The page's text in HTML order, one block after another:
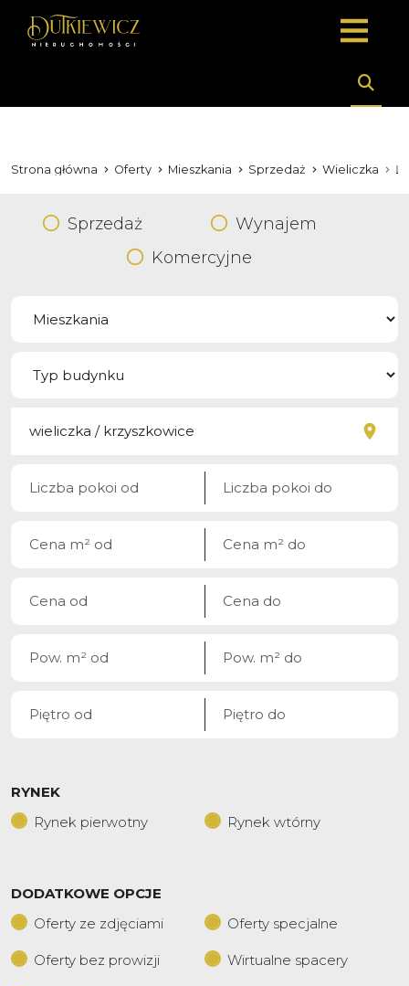
Strona główna Oferty Mieszkania Sprzedaż Wieliczka
Sprzedaż
Wynajem
Komercyjne
RYNEK
Rynek pierwotny
Rynek wtórny
DODATKOWE OPCJE
Oferty ze zdjęciami
Oferty specjalne
Oferty bez prowizji Wirtualne spacery